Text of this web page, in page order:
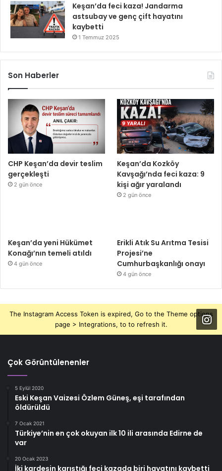
Keşan’da feci kaza! Jandarma
astsubay ve genç çift hayatını
kaybetti
1 Temmuz 2025
Son Haberler
CHP Keşan’da devir teslim
gerçekleşti
2 gün önce
Keşan’da Kozköy
Kavşağı’nda feci kaza: 9
kişi ağır yaralandı
2 gün önce
Keşan’da yeni Hükümet
Konağı’nın temeli atıldı
4 gün önce
Erikli Atık Su Arıtma Tesisi
Projesi’ne
Cumhurbaşkanlığı onayı
4 gün önce
The Instagram Access Token is expired, Go to the Theme options
page > Integrations, to to refresh it.
Çok Görüntülenenler
5 Eylül 2020
Eski Keşan Vaizesi Özlem Güneş, eşi tarafından
öldürüldü
7 Ocak 2021
Türkiye’nin en çok okuyan ilk 10 ili arasında Edirne de
var
20 Ocak 2023
İki kardeşin karıştığı feci kazada biri hayatını kaybetti